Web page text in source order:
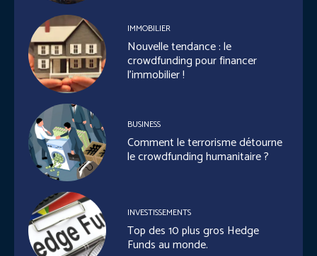
IMMOBILIER
Nouvelle tendance : le
crowdfunding pour financer
l’immobilier !
BUSINESS
Comment le terrorisme détourne
le crowdfunding humanitaire ?
INVESTISSEMENTS
Top des 10 plus gros Hedge
Funds au monde.